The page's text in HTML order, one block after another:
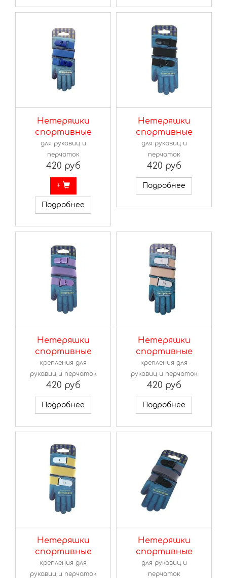
Нетеряшки
спортивные
для рукавиц и
перчаток
420 руб
+
Подробнее
Нетеряшки
спортивные
для рукавиц и
перчаток
420 руб
Подробнее
Нетеряшки
спортивные
крепления для
рукавиц и перчаток
420 руб
Подробнее
Нетеряшки
спортивные
крепления для
рукавиц и перчаток
420 руб
Подробнее
Нетеряшки
спортивные
крепления для
рукавиц и перчаток
Нетеряшки
спортивные
для рукавиц и
перчаток